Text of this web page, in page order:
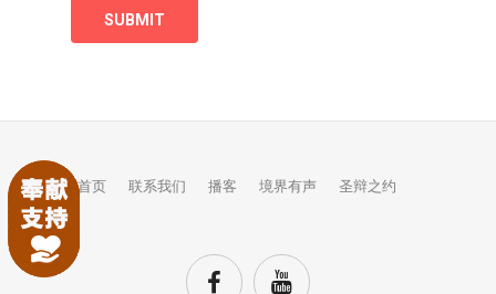
首页 联系我们 播客 境界有声 圣辩之约